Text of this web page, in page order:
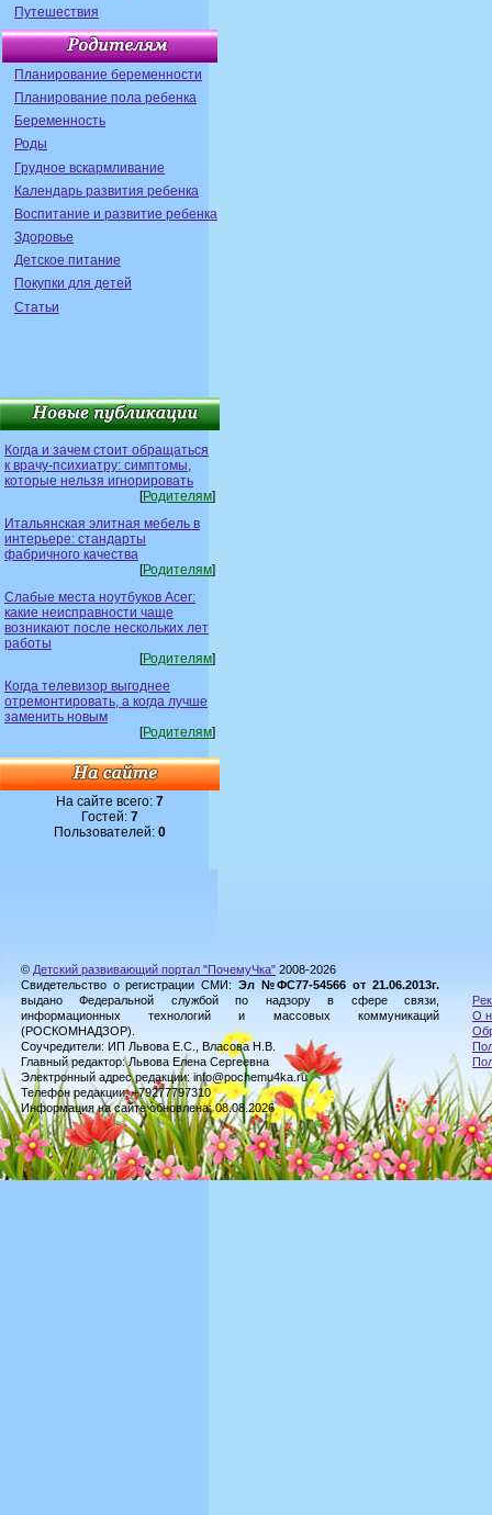
Путешествия
Планирование беременности
Планирование пола ребенка
Беременность
Роды
Грудное вскармливание
Календарь развития ребенка
Воспитание и развитие ребенка
Здоровье
Детское питание
Покупки для детей
Статьи
Когда и зачем стоит обращаться
к врачу-психиатру: симптомы,
которые нельзя игнорировать
[Родителям]
Итальянская элитная мебель в
интерьере: стандарты
фабричного качества
[Родителям]
Слабые места ноутбуков Acer:
какие неисправности чаще
возникают после нескольких лет
работы
[Родителям]
Когда телевизор выгоднее
отремонтировать, а когда лучше
заменить новым
[Родителям]
На сайте всего: 7
Гостей: 7
Пользователей: 0
© Детский развивающий портал "ПочемуЧка" 2008-2026
Свидетельство о регистрации СМИ: Эл №ФС77-54566 от 21.06.2013г.
выдано Федеральной службой по надзору в сфере связи,
информационных технологий и массовых коммуникаций
(РОСКОМНАДЗОР).
Соучредители: ИП Львова Е.С., Власова Н.В.
Главный редактор: Львова Елена Сергеевна
Электронный адрес редакции: info@pochemu4ka.ru
Телефон редакции: +79277797310
Информация на сайте обновлена: 08.08.2026
О